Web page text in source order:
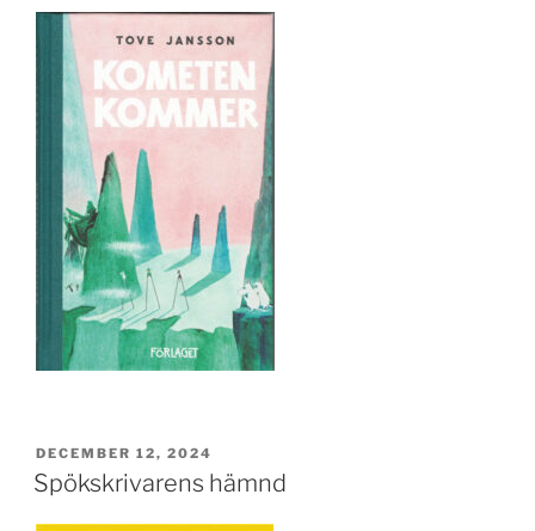
PUBLICERAT
DECEMBER 12, 2024
Spökskrivarens hämnd